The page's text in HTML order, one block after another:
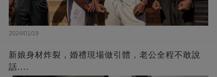
2024/01/19
新娘身材炸裂，婚禮現場做引體，老公全程不敢說
話....